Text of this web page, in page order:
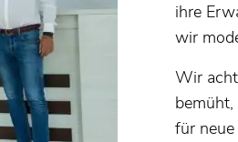
ihre
wir
Wir
für